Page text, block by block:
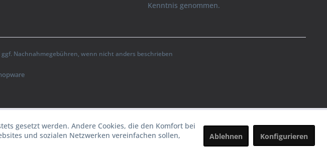
Kenntnis genommen.
ggf. Nachnahmegebühren, wenn nicht anders beschrieben
gesetzt werden. Andere Cookies, die den Komfort bei
und sozialen Netzwerken vereinfachen sollen,
Ablehnen Konfigurieren